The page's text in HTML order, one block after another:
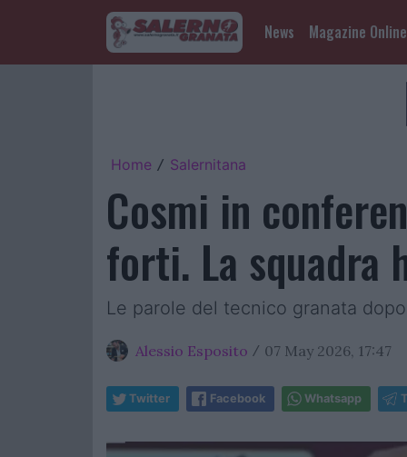
News Magazine Online
Home / Salernitana
Cosmi in
forti. La squadra
Le parole del tecnico granata
Alessio Esposito / 07 May 2026, 17:47
Twitter Facebook Whatsapp